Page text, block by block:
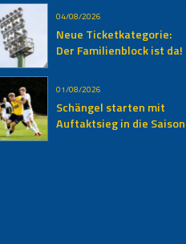
Auersmacher
04/08/2026
Neue Ticketkategorie:
Der Familienblock ist da!
01/08/2026
Schängel starten mit
Auftaktsieg in die Saison